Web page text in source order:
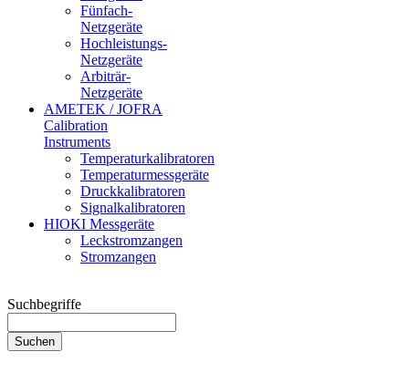
Fünfach-
Netzgeräte
Hochleistungs-
Netzgeräte
Arbiträr-
Netzgeräte
AMETEK / JOFRA
Calibration
Instruments
Temperaturkalibratoren
Temperaturmessgeräte
Druckkalibratoren
Signalkalibratoren
HIOKI Messgeräte
Leckstromzangen
Stromzangen
Suchbegriffe